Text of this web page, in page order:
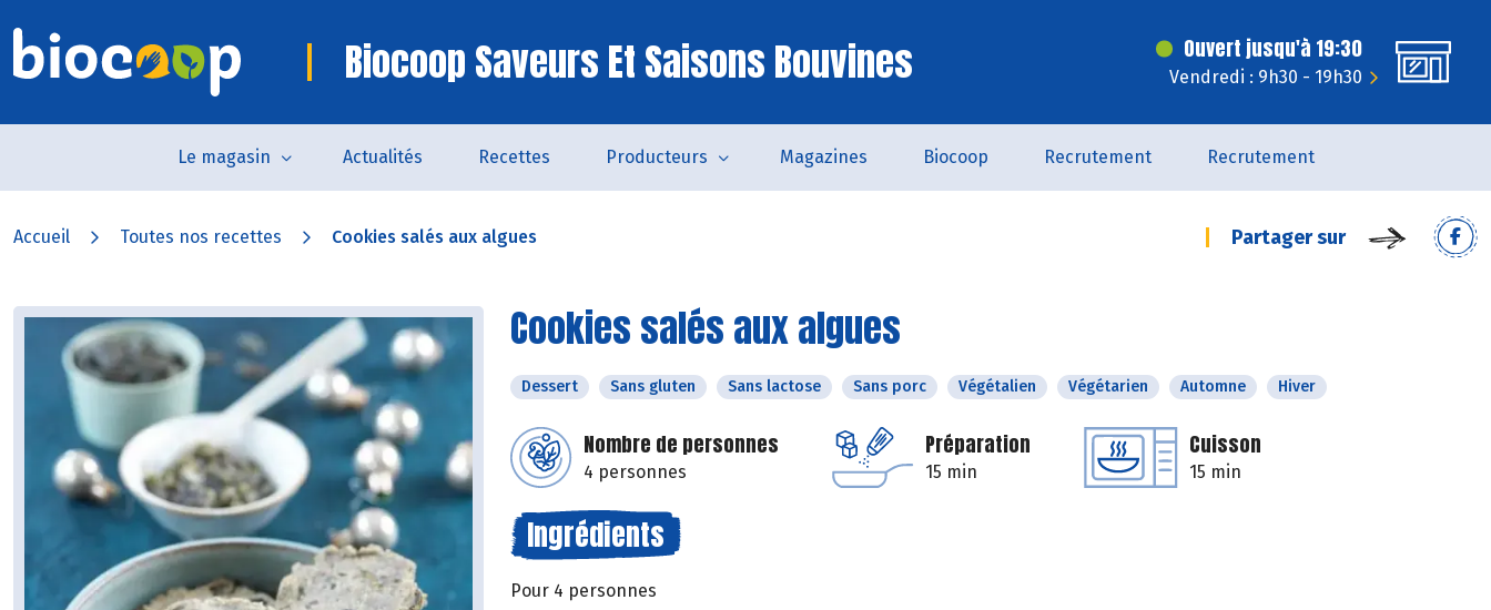
Biocoop Saveurs Et Saisons Bouvines Ouvert jusqu'à 19:30
Vendredi : 9h30 - 19h30
Le magasin Actualités Recettes Producteurs Magazines Biocoop Recrutement Recrutement
Accueil Toutes nos recettes Cookies salés aux algues Partager sur
Cookies salés aux algues
Dessert Sans gluten Sans lactose Sans porc Végétalien Végétarien Automne Hiver
Nombre de personnes
4 personnes
Préparation
15 min
Cuisson
15 min
Ingrédients
Pour 4 personnes